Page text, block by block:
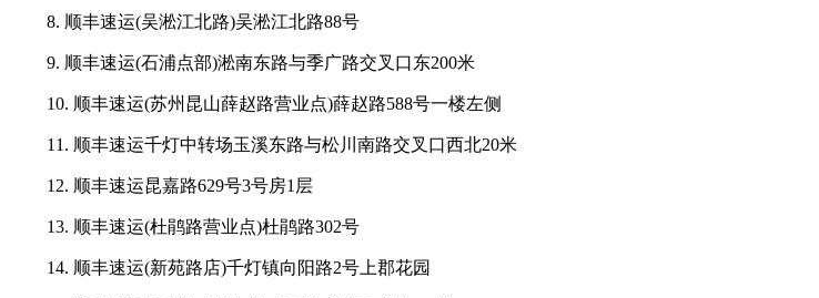
8. 顺丰速运(吴淞江北路)吴淞江北路88号
9. 顺丰速运(石浦点部)淞南东路与季广路交叉口东200米
10. 顺丰速运(苏州昆山薛赵路营业点)薛赵路588号一楼左侧
11. 顺丰速运千灯中转场玉溪东路与松川南路交叉口西北20米
12. 顺丰速运昆嘉路629号3号房1层
13. 顺丰速运(杜鹃路营业点)杜鹃路302号
14. 顺丰速运(新苑路店)千灯镇向阳路2号上郡花园